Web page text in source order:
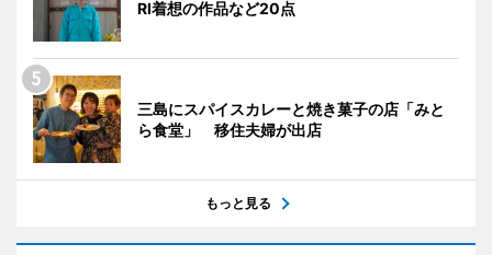
RI着想の作品など20点
三島にスパイスカレーと焼き菓子の店「みと
ら食堂」 移住夫婦が出店
もっと見る